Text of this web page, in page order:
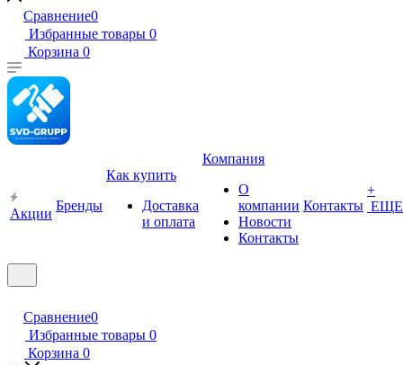
Сравнение0
Избранные товары 0
Корзина 0
Акции
Бренды
Как купить
Доставка
и оплата
Компания
О
компании
Новости
Контакты
Контакты
+
ЕЩЕ
Сравнение0
Избранные товары 0
Корзина 0